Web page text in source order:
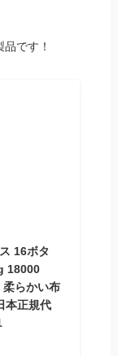
です！
16ボタ
18000
らかい布
本正規代